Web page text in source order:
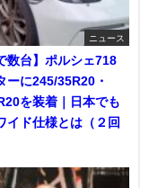
ニュース
数台】ポルシェ718
ーに245/35R20・
を装着｜日本でも
イド仕様とは（２回